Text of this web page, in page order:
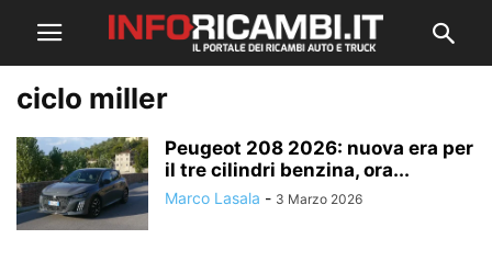
ciclo miller
Peugeot 208 2026: nuova era per
il tre cilindri benzina, ora...
Marco Lasala - 3 Marzo 2026